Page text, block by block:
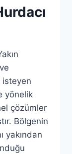
isteyen
yönelik
çözümler
Bölgenin
yakından